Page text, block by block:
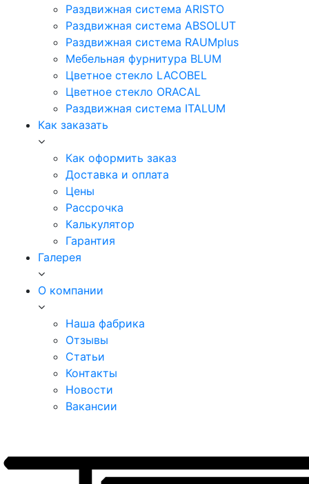
Раздвижная система ARISTO
Раздвижная система ABSOLUT
Раздвижная система RAUMplus
Мебельная фурнитура BLUM
Цветное стекло LACOBEL
Цветное стекло ORACAL
Раздвижная система ITALUM
Как заказать
Как оформить заказ
Доставка и оплата
Цены
Рассрочка
Калькулятор
Гарантия
Галерея
О компании
Наша фабрика
Отзывы
Статьи
Контакты
Новости
Вакансии